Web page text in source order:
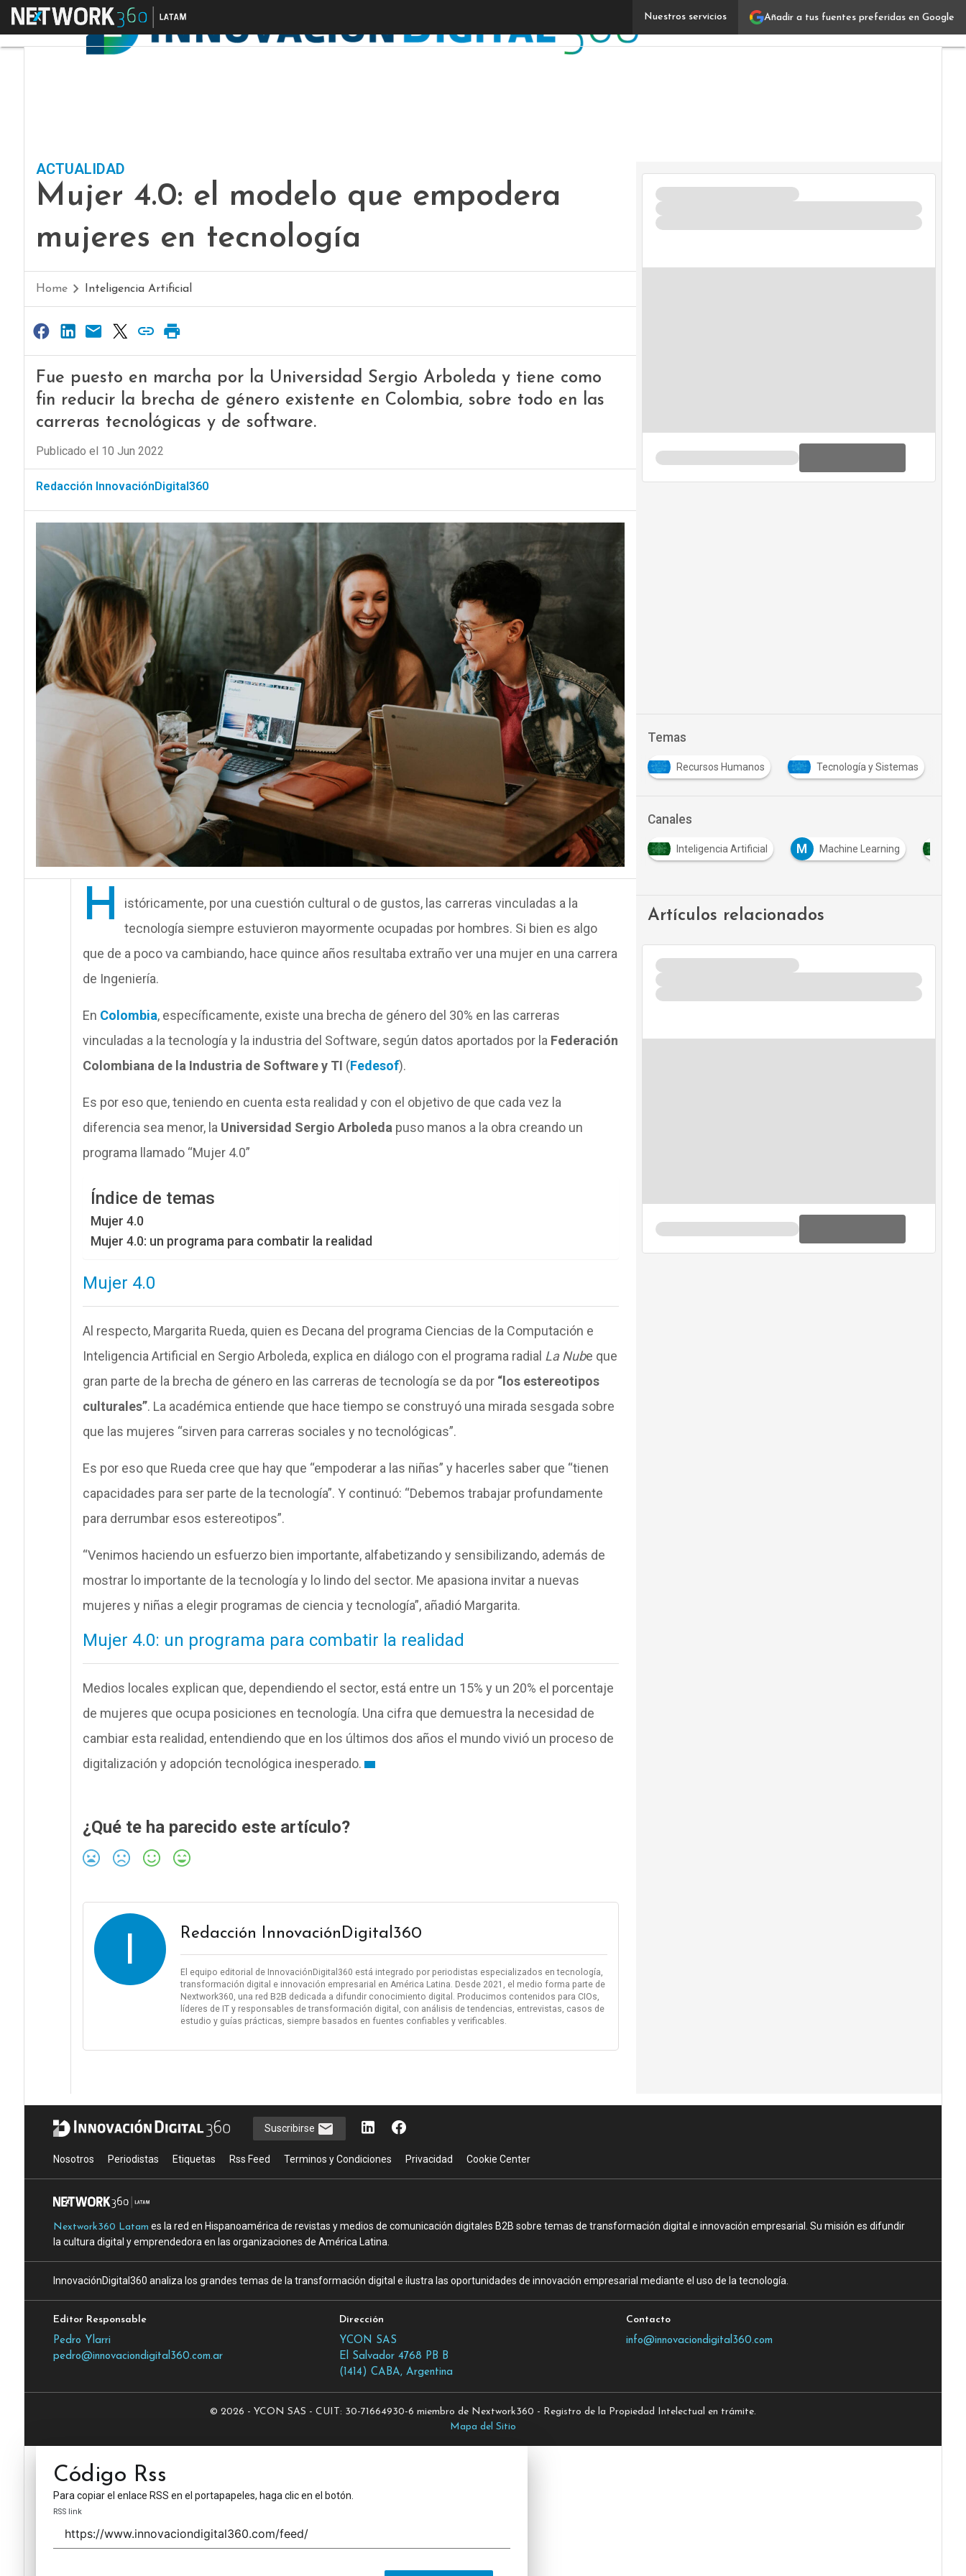
Añadir a tus fuentes preferidas en Google
Nuestros servicios
Menú Mujer 4.0: el modelo que empodera mujeres en
ACTUALIDAD
Mujer 4.0: el modelo que empodera
mujeres en tecnología
Home Inteligencia Artificial
Fue puesto en marcha por la Universidad Sergio Arboleda y tiene como
fin reducir la brecha de género existente en Colombia, sobre todo en las
carreras tecnológicas y de software.
Publicado el 10 Jun 2022
Redacción InnovaciónDigital360
H
istóricamente, por una cuestión cultural o de gustos, las carreras vinculadas a la
tecnología siempre estuvieron mayormente ocupadas por hombres. Si bien es algo
que de a poco va cambiando, hace quince años resultaba extraño ver una mujer en una carrera
de Ingeniería.
En Colombia, específicamente, existe una brecha de género del 30% en las carreras
vinculadas a la tecnología y la industria del Software, según datos aportados por la Federación
Colombiana de la Industria de Software y TI (Fedesof).
Es por eso que, teniendo en cuenta esta realidad y con el objetivo de que cada vez la
diferencia sea menor, la Universidad Sergio Arboleda puso manos a la obra creando un
programa llamado “Mujer 4.0”
Índice de temas
Mujer 4.0
Mujer 4.0: un programa para combatir la realidad
Mujer 4.0
Al respecto, Margarita Rueda, quien es Decana del programa Ciencias de la Computación e
Inteligencia Artificial en Sergio Arboleda, explica en diálogo con el programa radial La Nube que
gran parte de la brecha de género en las carreras de tecnología se da por“los estereotipos
culturales”. La académica entiende que hace tiempo se construyó una mirada sesgada sobre
que las mujeres “sirven para carreras sociales y no tecnológicas”.
Es por eso que Rueda cree que hay que “empoderar a las niñas” y hacerles saber que “tienen
capacidades para ser parte de la tecnología”. Y continuó: “Debemos trabajar profundamente
para derrumbar esos estereotipos”.
“Venimos haciendo un esfuerzo bien importante, alfabetizando y sensibilizando, además de
mostrar lo importante de la tecnología y lo lindo del sector. Me apasiona invitar a nuevas
mujeres y niñas a elegir programas de ciencia y tecnología”, añadió Margarita.
Mujer 4.0: un programa para combatir la realidad
Medios locales explican que, dependiendo el sector, está entre un 15% y un 20% el porcentaje
de mujeres que ocupa posiciones en tecnología. Una cifra que demuestra la necesidad de
cambiar esta realidad, entendiendo que en los últimos dos años el mundo vivió un proceso de
digitalización y adopción tecnológica inesperado.
¿Qué te ha parecido este artículo?
I Redacción InnovaciónDigital360
El equipo editorial de InnovaciónDigital360 está integrado por periodistas especializados en tecnología,
transformación digital e innovación empresarial en América Latina. Desde 2021, el medio forma parte de
Nextwork360, una red B2B dedicada a difundir conocimiento digital. Producimos contenidos para CIOs,
líderes de IT y responsables de transformación digital, con análisis de tendencias, entrevistas, casos de
estudio y guías prácticas, siempre basados en fuentes confiables y verificables.
Temas
Cultura Organizacional Recursos Humanos Tecnología y Sistemas
Canales
Colombia Inteligencia Artificial M Machine Learning
Artículos relacionados
Suscribirse
Nosotros Periodistas Etiquetas Rss Feed Terminos y Condiciones Privacidad Cookie Center
Nextwork360 Latam es la red en Hispanoamérica de revistas y medios de comunicación digitales B2B sobre temas de transformación digital e innovación empresarial. Su misión es difundir
la cultura digital y emprendedora en las organizaciones de América Latina.
InnovaciónDigital360 analiza los grandes temas de la transformación digital e ilustra las oportunidades de innovación empresarial mediante el uso de la tecnología.
Editor Responsable
Pedro Ylarri
pedro@innovaciondigital360.com.ar
Dirección
YCON SAS
El Salvador 4768 PB B
(1414) CABA, Argentina
Contacto
info@innovaciondigital360.com
© 2026 - YCON SAS - CUIT: 30-71664930-6 miembro de Nextwork360 - Registro de la Propiedad Intelectual en trámite.
Mapa del Sitio
Código Rss
Para copiar el enlace RSS en el portapapeles, haga clic en el botón.
RSS link